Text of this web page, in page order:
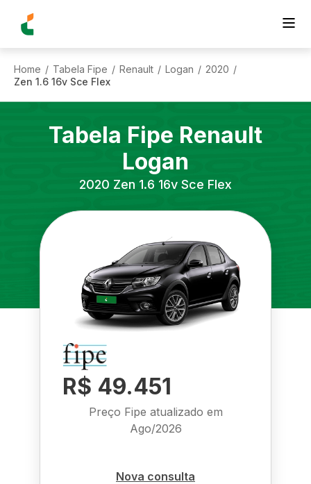
Home / Tabela Fipe / Renault / Logan / 2020 /
Zen 1.6 16v Sce Flex
Tabela Fipe Renault
Logan
2020 Zen 1.6 16v Sce Flex
R$ 49.451
Preço Fipe atualizado em
Ago/2026
Nova consulta